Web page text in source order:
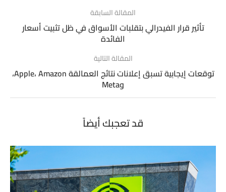
المقالة السابقة
تأثير قرار الفيدرالي بتقلبات الأسواق في ظل تثبيت أسعار
الفائدة
المقالة التالية
توقعات إيجابية تسبق إعلانات نتائج العمالقة Apple، Amazon،
وMeta
قد تعجبك أيضاً